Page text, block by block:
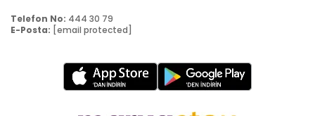
Telefon No: 444 30 79
E-Posta: [email protected]